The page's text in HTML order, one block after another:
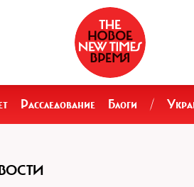
Расследование Блоги /